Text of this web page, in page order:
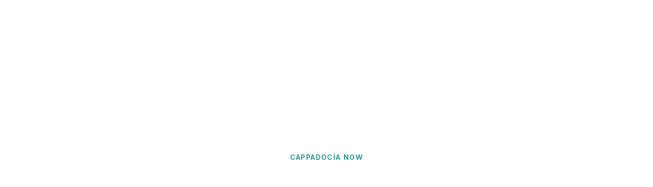
CAPPADOCIA NOW